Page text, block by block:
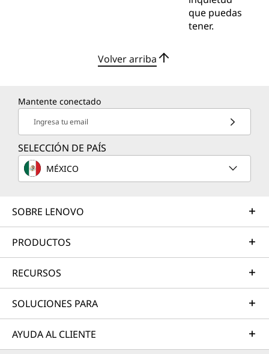
que puedas
tener.
Volver arriba
Mantente conectado
Ingresa tu email
SELECCIÓN DE PAÍS
MÉXICO
SOBRE LENOVO
PRODUCTOS
RECURSOS
SOLUCIONES PARA
AYUDA AL CLIENTE